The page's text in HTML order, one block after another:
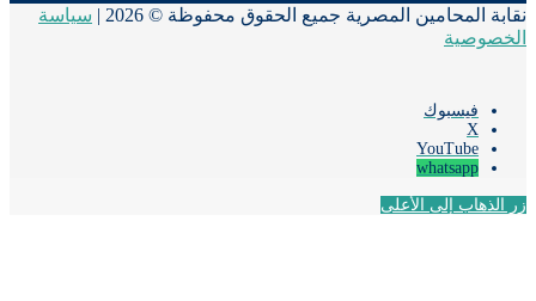
المحامين المصرية جميع الحقوق محفوظة © 2026 |
سياسة
فيسبوك
‫YouTube
whatsapp
إلى الأعلى